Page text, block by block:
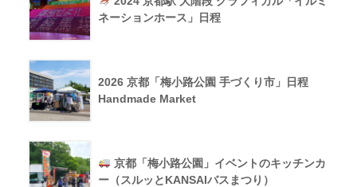
ネーションホース」日程
2026 京都「梅小路公園 手づくり市」日程
Handmade Market
京都「梅小路公園」イベントのキッチンカ
ー（スルッとKANSAIバスまつり）